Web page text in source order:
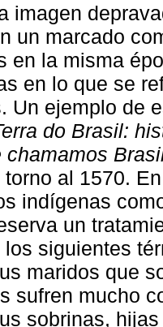
imagen
un marcado
en la misma
en lo que se
Un ejemplo de
do Brasil:
chamamos
al 1570.
indígenas
un
siguientes
maridos que
sufren mucho
sobrinas,